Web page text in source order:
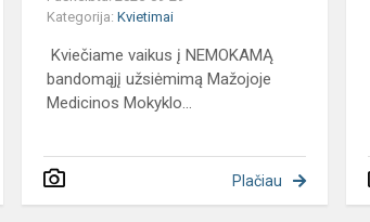
Kategorija:Kvietimai
Kviečiame vaikus į NEMOKAMĄ
bandomąjį užsiėmimą Mažojoje
Medicinos Mokyklo...
Plačiau